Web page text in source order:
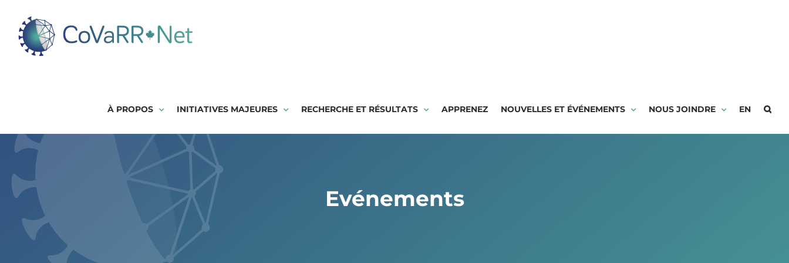
content
À PROPOS INITIATIVES MAJEURES RECHERCHE ET RÉSULTATS APPRENEZ NOUVELLES ET ÉVÉNEMENTS NOUS JOINDRE EN
Evénements